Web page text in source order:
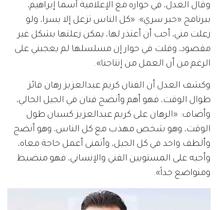
وقال العدل، في حواره مع الإعلامية أسما إبراهيم،
ببرنامج «حبر سري»: «كل الناس تزعل إلا يسرا، ولو
زعلت مني، أحب أن أعتذر لها، يمكن زعلتها بشكل غير
مقصود، وقلت في حوار إن مسلسلها لم يعجبني على
الرغم من أن العمل من إنتاجنا».
وكشف العدل أن الفنان كريم عبدالعزيز رهان فائز
طوال الوقت، فهو أهم وأنضج فنان في الجيل الحالي،
وأضاف: «الرهان على كريم عبدالعزيز كسبان طول
الوقت، وهو شخص مهذب مع كل الناس، وهو أنضج
وألطف واحد في كل الجيل، وأتمنى أعمل حاجة معاه،
وأحبه على المستويين الفني والإنساني، فهو منضبط
ومتواضع جداً».